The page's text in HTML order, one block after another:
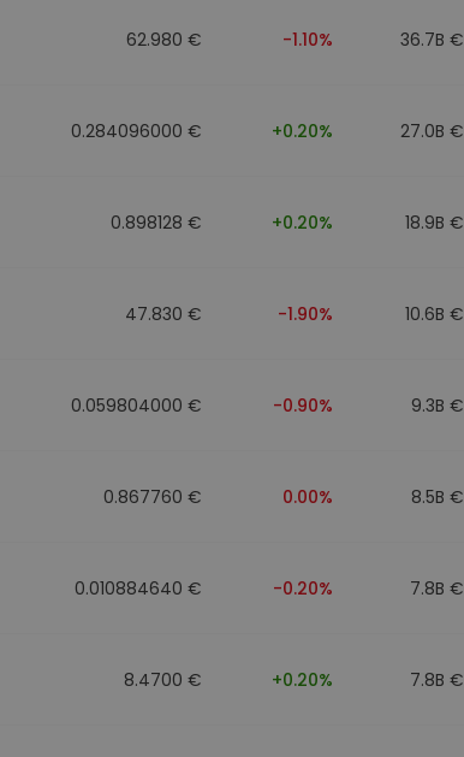
62.980 € -1.10% 36.7B €
0.284096000 € +0.20% 27.0B €
0.898128 € +0.20% 18.9B €
47.830 € -1.90% 10.6B €
0.059804000 € -0.90% 9.3B €
0.867760 € 0.00% 8.5B €
0.010884640 € -0.20% 7.8B €
8.4700 € +0.20% 7.8B €